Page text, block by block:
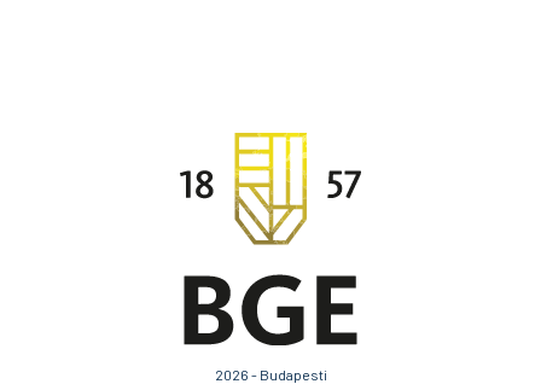
2026 - Budapesti